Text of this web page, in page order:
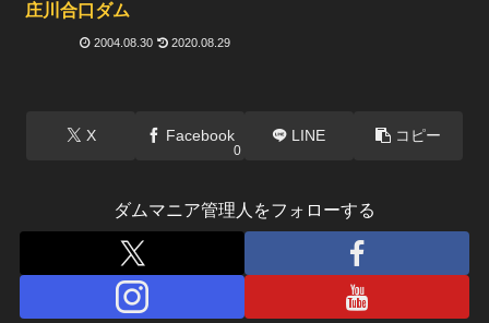
庄川合口ダム
2004.08.30 2020.08.29
X Facebook
0
LINE コピー
ダムマニア管理人をフォローする